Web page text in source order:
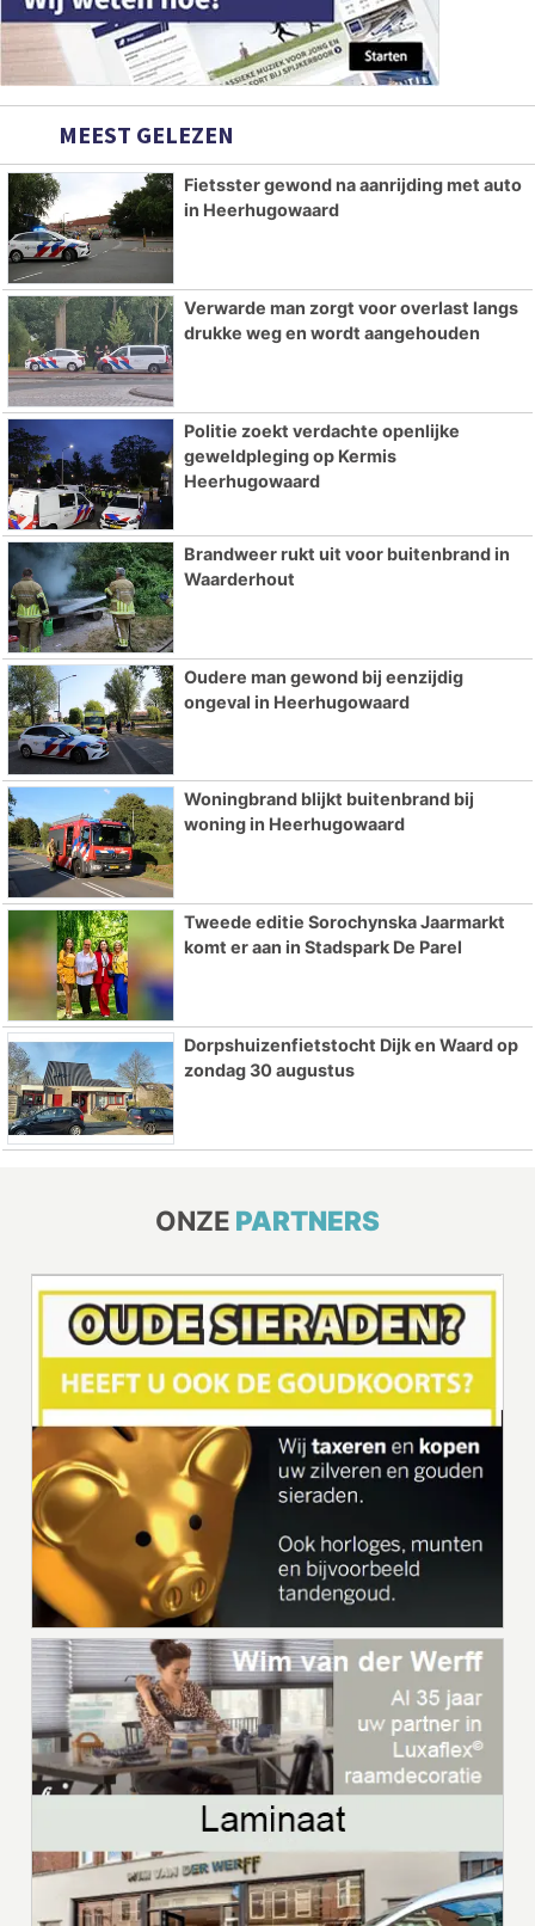
MEEST GELEZEN
Fietsster gewond na aanrijding met auto
in Heerhugowaard
Verwarde man zorgt voor overlast langs
drukke weg en wordt aangehouden
Politie zoekt verdachte openlijke
geweldpleging op Kermis
Heerhugowaard
Brandweer rukt uit voor buitenbrand in
Waarderhout
Oudere man gewond bij eenzijdig
ongeval in Heerhugowaard
Woningbrand blijkt buitenbrand bij
woning in Heerhugowaard
Tweede editie Sorochynska Jaarmarkt
komt er aan in Stadspark De Parel
Dorpshuizenfietstocht Dijk en Waard op
zondag 30 augustus
ONZE PARTNERS